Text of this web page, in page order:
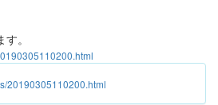
。
20190305110200.html